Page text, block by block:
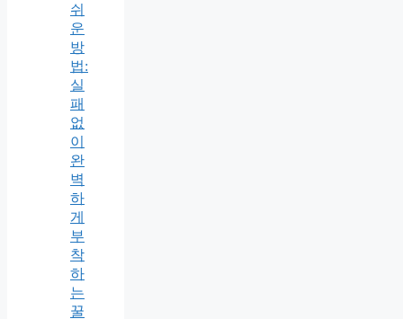
쉬
운
방
법:
실
패
없
이
완
벽
하
게
부
착
하
는
꿀